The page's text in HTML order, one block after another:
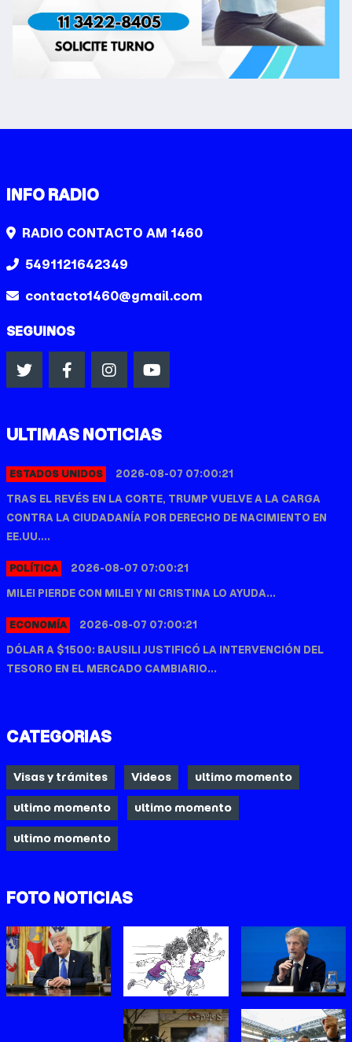
INFO RADIO
RADIO CONTACTO AM 1460
5491121642349
contacto1460@gmail.com
SEGUINOS
ULTIMAS NOTICIAS
ESTADOS UNIDOS
2026-08-07 07:00:21
TRAS EL REVÉS EN LA CORTE, TRUMP VUELVE A LA CARGA
CONTRA LA CIUDADANÍA POR DERECHO DE NACIMIENTO EN
EE.UU....
POLÍTICA
2026-08-07 07:00:21
MILEI PIERDE CON MILEI Y NI CRISTINA LO AYUDA...
ECONOMÍA
2026-08-07 07:00:21
DÓLAR A $1500: BAUSILI JUSTIFICÓ LA INTERVENCIÓN DEL
TESORO EN EL MERCADO CAMBIARIO...
CATEGORIAS
Visas y trámites Videos ultimo momento
ultimo momento ultimo momento
ultimo momento
FOTO NOTICIAS